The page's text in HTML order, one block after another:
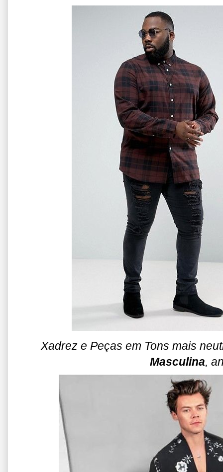
Xadrez e Peças em Tons mais
Masculina,